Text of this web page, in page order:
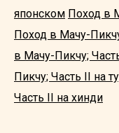
японском Поход в
Поход в Мачу-
в Мачу-Пикчу;
Пикчу; Часть II на
Часть II на хинди